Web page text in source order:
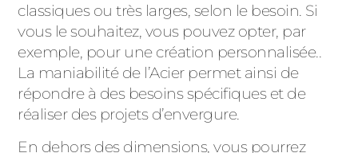
classiques ou très larges, selon le besoin. Si
vous le souhaitez, vous pouvez opter, par
exemple, pour une création personnalisée..
La maniabilité de l’Acier permet ainsi de
répondre à des besoins spécifiques et de
réaliser des projets d’envergure.
En dehors des dimensions, vous pourrez